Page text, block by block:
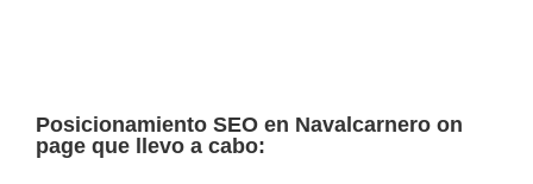
Posicionamiento SEO en Navalcarnero on
page que llevo a cabo: